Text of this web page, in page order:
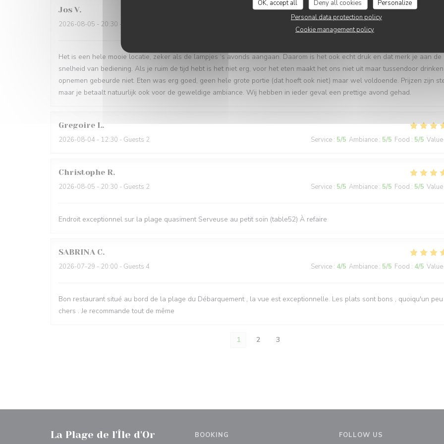
OK, accept all Deny all cookies
Personalize
Personal data protection policy
Cookie management policy
Jos V
2026-08-05 - 20:30 - Guests 4
Het is een hele mooie locatie, zeker als de lampjes ‘s avonds aangaan. Daarom is het ook echt druk en dat merk je aan de
snelheid van bediening. Als je ruim de tijd hebt is het niet erg, voor het eten maakt het ons niet uit maar tussendoor drinken
opnemen gebeurde niet. Eten was erg goed, geen hele grote portie (dat hoeft ook niet) maar wel voldoende. Prijzen zijn
maar je betaalt natuurlijk ook voor de geweldige ambiance. Wij hebben in ieder geval een prettige avond gehad.
Gregoire L
2026-08-04 - 12:30 - Guests 2 Service : 5/5 Ambiance : 5/5 Food : 5/5 Value
Christophe R
2026-08-05 - 20:30 - Guests 2 Service : 5/5 Ambiance : 5/5 Food : 5/5 Value
Endroit exceptionnel sur la plage quasiment Serveuse au petit soin (table52) À refaire
SABRINA C
2026-07-29 - 20:00 - Guests 4 Service : 4/5 Ambiance : 5/5 Food : 4/5 Value
Bon restaurant situé au bord de la plage du Débarquement , la vue est exceptionnelle. Les plats sont bons , quoiqu'un peu
chers . Je recommande tout de même
1 2 3
La Plage de l'Île d'Or BOOKING FOLLOW US